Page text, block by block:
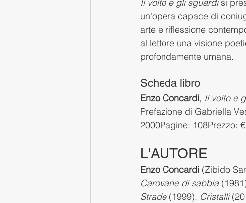
Il volto e gli sguardi si
un'opera capace di
arte e riflessione
al lettore una visione
profondamente umana.
Scheda libro
Enzo Concardi, Il volto e
Prefazione di Gabriella
2000Pagine: 108Prezzo:
L'AUTORE
Enzo Concardi (Zibido
Carovane di sabbia
Strade (1999), Cristalli